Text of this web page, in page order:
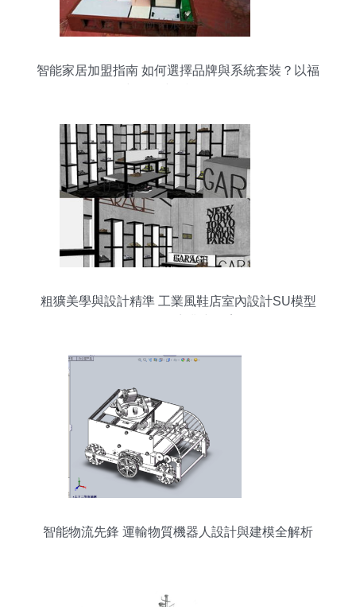
智能家居加盟指南 如何選擇品牌與系統套裝？以福
粗獷美學與設計精準 工業風鞋店室內設計SU模型
智能物流先鋒 運輸物質機器人設計與建模全解析